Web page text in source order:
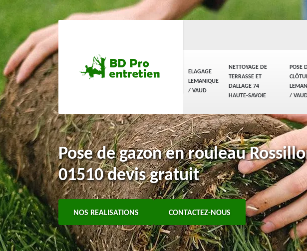
ELAGAGE
LEMANIQUE
/ VAUD
NETTOYAGE DE
TERRASSE ET
DALLAGE 74
HAUTE-SAVOIE
POSE
/
Pose de gazon en rouleau
01510 devis gratuit
NOS REALISATIONS CONTACTEZ-NOUS